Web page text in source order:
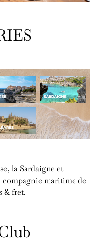
la Sardaigne et
compagnie maritime de
& fret.